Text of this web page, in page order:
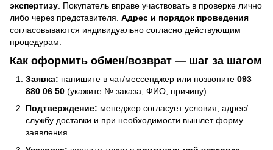
экспертизу. Покупатель вправе участвовать в проверке лично
либо через представителя. Адрес и порядок проведения
согласовываются индивидуально согласно действующим
процедурам.
Как оформить обмен/возврат — шаг за шагом
Заявка: напишите в чат/мессенджер или позвоните 093
880 06 50 (укажите № заказа, ФИО, причину).
Подтверждение: менеджер согласует условия, адрес/
службу доставки и при необходимости вышлет форму
заявления.